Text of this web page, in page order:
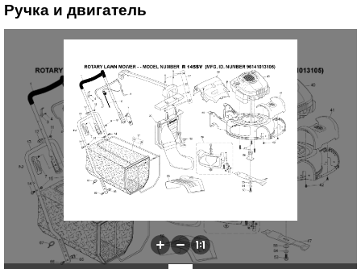
Ручка и двигатель